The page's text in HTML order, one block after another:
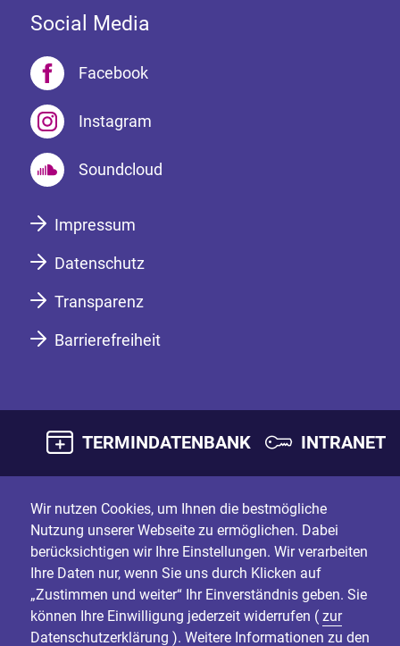
Social Media
Facebook
Instagram
Soundcloud
Impressum
Datenschutz
Transparenz
Barrierefreiheit
TERMINDATENBANK INTRANET
Wir nutzen Cookies, um Ihnen die bestmögliche
Nutzung unserer Webseite zu ermöglichen. Dabei
berücksichtigen wir Ihre Einstellungen. Wir verarbeiten
Ihre Daten nur, wenn Sie uns durch Klicken auf
„Zustimmen und weiter“ Ihr Einverständnis geben. Sie
können Ihre Einwilligung jederzeit widerrufen ( zur
Datenschutzerklärung ). Weitere Informationen zu den